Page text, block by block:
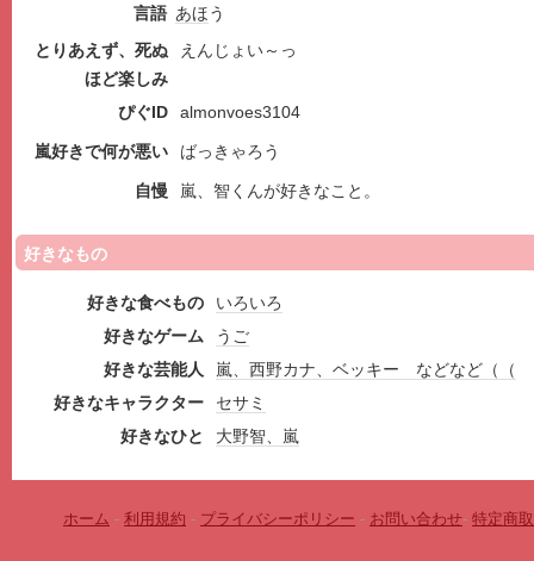
言語 あほう
とりあえず、死ぬ
ほど楽しみ
えんじょい～っ
ぴぐID almonvoes3104
嵐好きで何が悪い ばっきゃろう
自慢 嵐、智くんが好きなこと。
好きなもの
好きな食べもの
いろいろ
好きなゲーム
うご
好きな芸能人
嵐、西野カナ、ベッキー などなど（（
好きなキャラクター
セサミ
好きなひと
大野智、嵐
ホーム - 利用規約 - プライバシーポリシー - お問い合わせ- 特定商